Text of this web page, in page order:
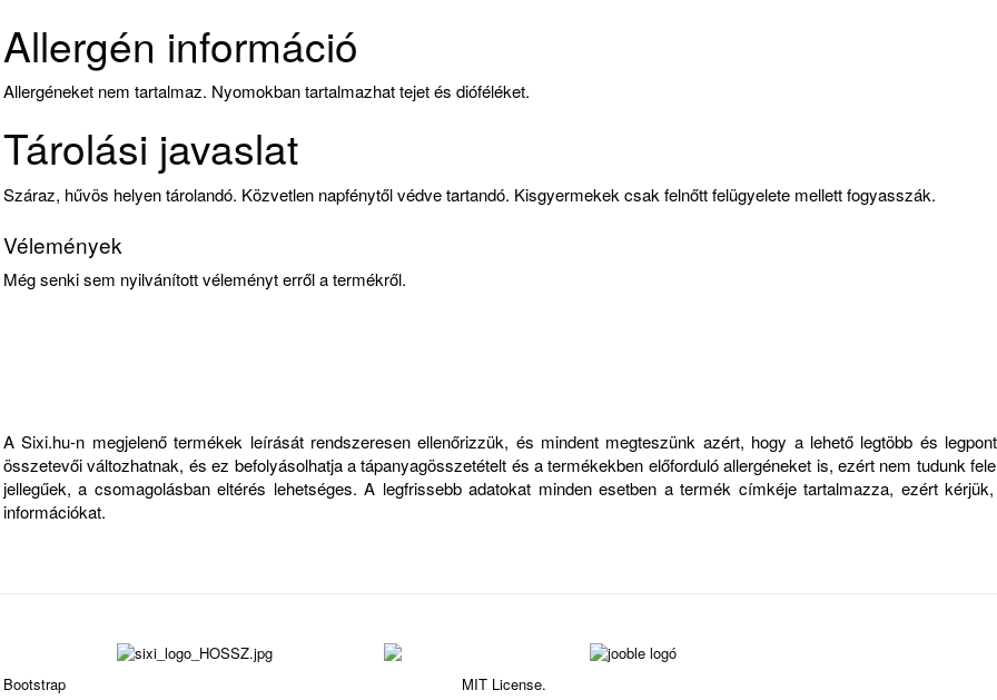
Allergén információ
Allergéneket nem tartalmaz. Nyomokban tartalmazhat tejet és dióféléket.
Tárolási javaslat
Száraz, hűvös helyen tárolandó. Közvetlen napfénytől védve tartandó. Kisgyermekek csak felnőtt felügyelete mellett fogyasszák.
Vélemények
Még senki sem nyilvánított véleményt erről a termékről.
A Sixi.hu-n megjelenő termékek leírását rendszeresen ellenőrizzük, és mindent megteszünk azért, hogy a lehető legtöbb és
összetevői változhatnak, és ez befolyásolhatja a tápanyagösszetételt és a termékekben előforduló allergéneket is, ezért nem tudunk
jellegűek, a csomagolásban eltérés lehetséges. A legfrissebb adatokat minden esetben a termék címkéje tartalmazza, ezért
információkat.
Bootstrap
MIT License.